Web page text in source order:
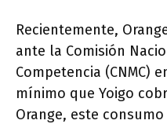
Recientemente,
ante la Comisión
Competencia (CNMC)
mínimo que Yoigo
Orange, este